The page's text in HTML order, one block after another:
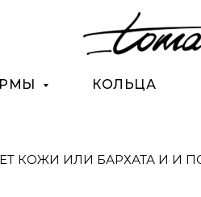
КОЛЬЦА
КОЖИ ИЛИ БАРХАТА И И